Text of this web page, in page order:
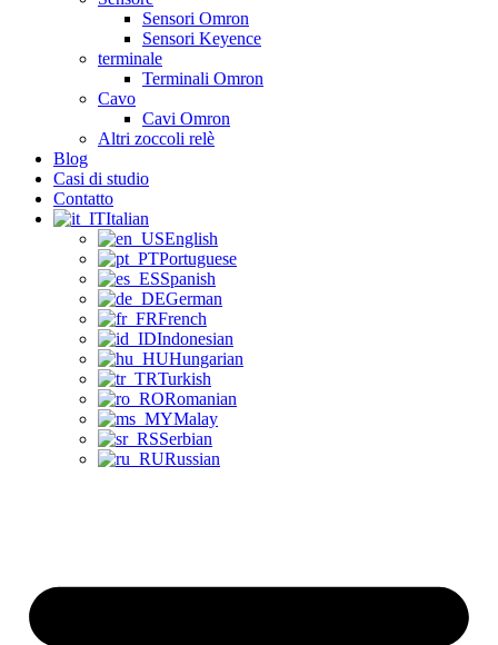
Sensori Omron
Sensori Keyence
terminale
Terminali Omron
Cavo
Cavi Omron
Altri zoccoli relè
Blog
Casi di studio
Contatto
Italian
English
Portuguese
Spanish
German
French
Indonesian
Hungarian
Turkish
Romanian
Malay
Serbian
Russian